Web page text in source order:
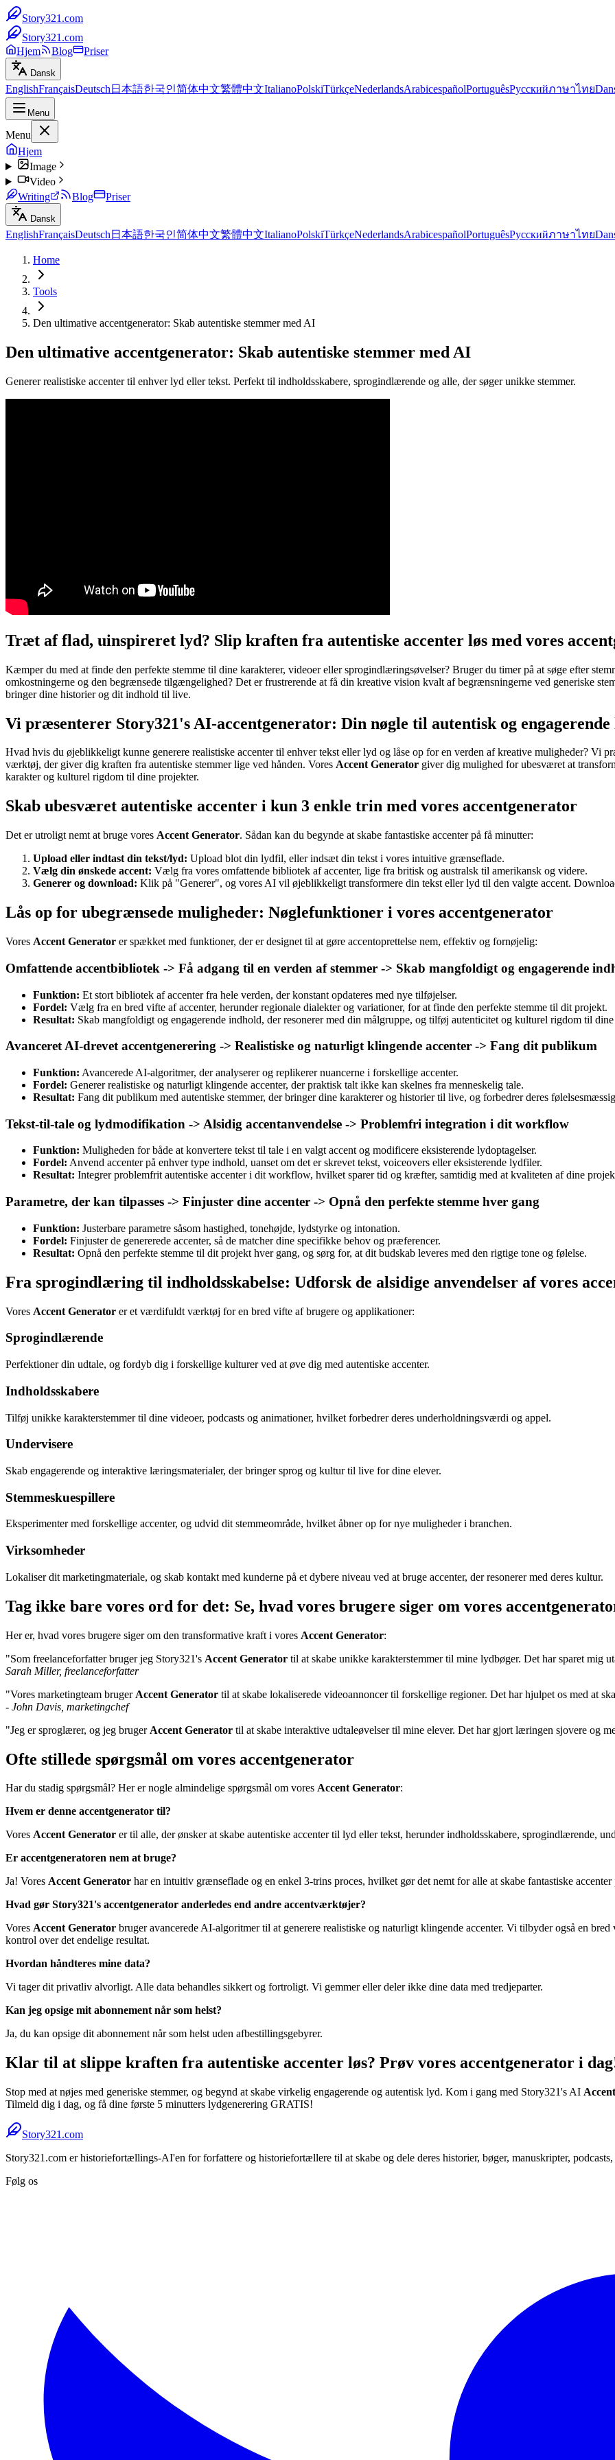
Story321.com
Story321.com
Hjem
Blog Priser
Dansk
EnglishFrançaisDeutsch 日本語한국인简体中文繁體中文ItalianoPolskiTürkçeNederlandsArabicespañolPortuguêsРусскийภาษาไทย
Menu
Menu
Hjem
Image
Video
Writing
Blog Priser
Dansk
EnglishFrançaisDeutsch 日本語한국인简体中文繁體中文ItalianoPolskiTürkçeNederlandsArabicespañolPortuguêsРусскийภาษาไทย
Home
Tools
Den ultimative accentgenerator: Skab autentiske stemmer med AI
Den ultimative accentgenerator: Skab autentiske stemmer med AI
Generer realistiske accenter til enhver lyd eller tekst. Perfekt til indholdsskabere, sprogindlærende og alle, der søger unikke stemmer.
Træt af flad, uinspireret lyd? Slip kraften fra autentiske accenter løs med vores
Kæmper du med at finde den perfekte stemme til dine karakterer, videoer eller sprogindlæringsøvelser? Bruger du timer på at søge efter
omkostningerne og den begrænsede tilgængelighed? Det er frustrerende at få din kreative vision kvalt af begrænsningerne ved generiske
bringer dine historier og dit indhold til live.
Vi præsenterer Story321's AI-accentgenerator: Din nøgle til autentisk og engagerende
Hvad hvis du øjeblikkeligt kunne generere realistiske accenter til enhver tekst eller lyd og låse op for en verden af kreative muligheder? Vi
værktøj, der giver dig kraften fra autentiske stemmer lige ved hånden. Vores Accent Generator giver dig mulighed for ubesværet at
karakter og kulturel rigdom til dine projekter.
Skab ubesværet autentiske accenter i kun 3 enkle trin med vores accentgenerator
Det er utroligt nemt at bruge vores Accent Generator. Sådan kan du begynde at skabe fantastiske accenter på få minutter:
Upload eller indtast din tekst/lyd: Upload blot din lydfil, eller indsæt din tekst i vores intuitive grænseflade.
Vælg din ønskede accent: Vælg fra vores omfattende bibliotek af accenter, lige fra britisk og australsk til amerikansk og videre.
Generer og download: Klik på "Generer", og vores AI vil øjeblikkeligt transformere din tekst eller lyd til den valgte accent.
Lås op for ubegrænsede muligheder: Nøglefunktioner i vores accentgenerator
Vores Accent Generator er spækket med funktioner, der er designet til at gøre accentoprettelse nem, effektiv og fornøjelig:
Omfattende accentbibliotek -> Få adgang til en verden af stemmer -> Skab mangfoldigt og engagerende
Funktion: Et stort bibliotek af accenter fra hele verden, der konstant opdateres med nye tilføjelser.
Fordel: Vælg fra en bred vifte af accenter, herunder regionale dialekter og variationer, for at finde den perfekte stemme til dit projekt.
Resultat: Skab mangfoldigt og engagerende indhold, der resonerer med din målgruppe, og tilføj autenticitet og kulturel rigdom til
Avanceret AI-drevet accentgenerering -> Realistiske og naturligt klingende accenter -> Fang dit publikum
Funktion: Avancerede AI-algoritmer, der analyserer og replikerer nuancerne i forskellige accenter.
Fordel: Generer realistiske og naturligt klingende accenter, der praktisk talt ikke kan skelnes fra menneskelig tale.
Resultat: Fang dit publikum med autentiske stemmer, der bringer dine karakterer og historier til live, og forbedrer deres
Tekst-til-tale og lydmodifikation -> Alsidig accentanvendelse -> Problemfri integration i dit workflow
Funktion: Muligheden for både at konvertere tekst til tale i en valgt accent og modificere eksisterende lydoptagelser.
Fordel: Anvend accenter på enhver type indhold, uanset om det er skrevet tekst, voiceovers eller eksisterende lydfiler.
Resultat: Integrer problemfrit autentiske accenter i dit workflow, hvilket sparer tid og kræfter, samtidig med at kvaliteten af dine
Parametre, der kan tilpasses -> Finjuster dine accenter -> Opnå den perfekte stemme hver gang
Funktion: Justerbare parametre såsom hastighed, tonehøjde, lydstyrke og intonation.
Fordel: Finjuster de genererede accenter, så de matcher dine specifikke behov og præferencer.
Resultat: Opnå den perfekte stemme til dit projekt hver gang, og sørg for, at dit budskab leveres med den rigtige tone og følelse.
Fra sprogindlæring til indholdsskabelse: Udforsk de alsidige anvendelser af vores
Vores Accent Generator er et værdifuldt værktøj for en bred vifte af brugere og applikationer:
Sprogindlærende
Perfektioner din udtale, og fordyb dig i forskellige kulturer ved at øve dig med autentiske accenter.
Indholdsskabere
Tilføj unikke karakterstemmer til dine videoer, podcasts og animationer, hvilket forbedrer deres underholdningsværdi og appel.
Undervisere
Skab engagerende og interaktive læringsmaterialer, der bringer sprog og kultur til live for dine elever.
Stemmeskuespillere
Eksperimenter med forskellige accenter, og udvid dit stemmeområde, hvilket åbner op for nye muligheder i branchen.
Virksomheder
Lokaliser dit marketingmateriale, og skab kontakt med kunderne på et dybere niveau ved at bruge accenter, der resonerer med deres kultur.
Tag ikke bare vores ord for det: Se, hvad vores brugere siger om vores
Her er, hvad vores brugere siger om den transformative kraft i vores Accent Generator:
"Som freelanceforfatter bruger jeg Story321's Accent Generator til at skabe unikke karakterstemmer til mine lydbøger. Det har sparet
Sarah Miller, freelanceforfatter
"Vores marketingteam bruger Accent Generator til at skabe lokaliserede videoannoncer til forskellige regioner. Det har hjulpet os med at
- John Davis, marketingchef
"Jeg er sproglærer, og jeg bruger Accent Generator til at skabe interaktive udtaleøvelser til mine elever. Det har gjort læringen sjovere og
Ofte stillede spørgsmål om vores accentgenerator
Har du stadig spørgsmål? Her er nogle almindelige spørgsmål om vores Accent Generator:
Hvem er denne accentgenerator til?
Vores Accent Generator er til alle, der ønsker at skabe autentiske accenter til lyd eller tekst, herunder indholdsskabere, sprogindlærende,
Er accentgeneratoren nem at bruge?
Ja! Vores Accent Generator har en intuitiv grænseflade og en enkel 3-trins proces, hvilket gør det nemt for alle at skabe fantastiske accenter
Hvad gør Story321's accentgenerator anderledes end andre accentværktøjer?
Vores Accent Generator bruger avancerede AI-algoritmer til at generere realistiske og naturligt klingende accenter. Vi tilbyder også en
kontrol over det endelige resultat.
Hvordan håndteres mine data?
Vi tager dit privatliv alvorligt. Alle data behandles sikkert og fortroligt. Vi gemmer eller deler ikke dine data med tredjeparter.
Kan jeg opsige mit abonnement når som helst?
Ja, du kan opsige dit abonnement når som helst uden afbestillingsgebyrer.
Klar til at slippe kraften fra autentiske accenter løs? Prøv vores accentgenerator i
Stop med at nøjes med generiske stemmer, og begynd at skabe virkelig engagerende og autentisk lyd. Kom i gang med Story321's AI
Tilmeld dig i dag, og få dine første 5 minutters lydgenerering GRATIS!
Story321.com
Story321.com er historiefortællings-AI'en for forfattere og historiefortællere til at skabe og dele deres historier, bøger, manuskripter,
Følg os